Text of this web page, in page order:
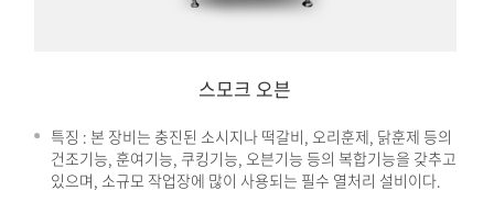
스모크 오븐
특징 : 본 장비는 충진된 소시지나 떡갈비, 오리훈제, 닭훈제 등의
건조기능, 훈여기능, 쿠킹기능, 오븐기능 등의 복합기능을 갖추고
있으며, 소규모 작업장에 많이 사용되는 필수 열처리 설비이다.